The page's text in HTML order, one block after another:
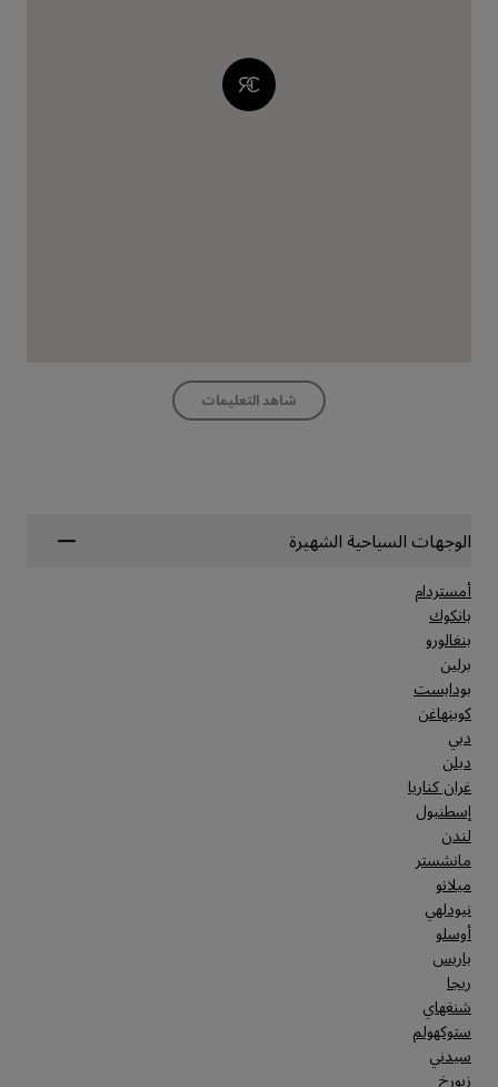
شاهد التعليمات
الوجهات السياحية الشهيرة
أمستردام
بانكوك
بنغالورو
برلين
بودابست
كوبنهاغن
دبي
دبلن
غران كناريا
إسطنبول
لندن
مانشستر
ميلانو
نيودلهي
أوسلو
باريس
ريجا
شنغهاي
ستوكهولم
سيدني
زيورخ